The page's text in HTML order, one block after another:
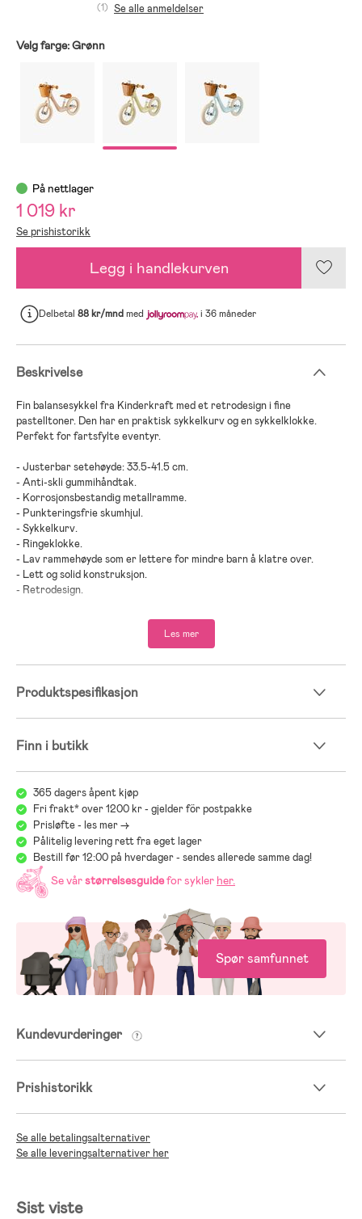
(1) Se alle anmeldelser
Velg farge:Grønn
På nettlager
1 019 kr
Se prishistorikk
Legg i handlekurven
Delbetal 88 kr/mndmed i 36 måneder
Beskrivelse
Fin balansesykkel fra Kinderkraft med et retrodesign i fine
pastelltoner. Den har en praktisk sykkelkurv og en sykkelklokke.
Perfekt for fartsfylte eventyr.
- Justerbar setehøyde: 33.5-41.5 cm.
- Anti-skli gummihåndtak.
- Korrosjonsbestandig metallramme.
- Punkteringsfrie skumhjul.
- Sykkelkurv.
- Ringeklokke.
- Lav rammehøyde som er lettere for mindre barn å klatre over.
- Lett og solid konstruksjon.
- Retrodesign.
- Anbefalt alder: fra 2 år.
- Magnesium, gummi, plast.
Les mer
Produktspesifikasjon
Finn i butikk
365 dagers åpent kjøp
Fri frakt* over 1200 kr - gjelder för postpakke
Prisløfte - les mer ->
Pålitelig levering rett fra eget lager
Bestill før 12:00 på hverdager - sendes allerede samme dag!
Se vårstørrelsesguidefor sykler her.
Spør samfunnet
Kundevurderinger
Prishistorikk
Se alle betalingsalternativer
Se alle leveringsalternativer her
Sist viste